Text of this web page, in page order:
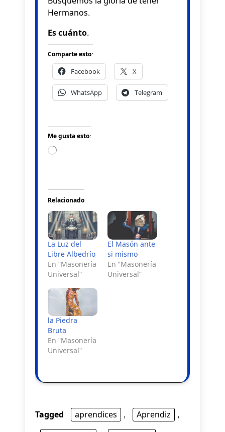
Hermanos.
Es cuánto.
Comparte esto:
Facebook X
WhatsApp Telegram
Me gusta esto:
Loading…
Relacionado
La Luz del
Libre Albedrío
En "Masonería
Universal"
El Masón ante
si mismo
En "Masonería
Universal"
la Piedra
Bruta
En "Masonería
Universal"
Tagged aprendices , Aprendiz ,